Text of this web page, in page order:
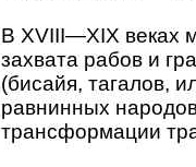
В XVIII—XIX веках
захвата рабов и
(бисайя, тагалов,
равнинных
трансформации